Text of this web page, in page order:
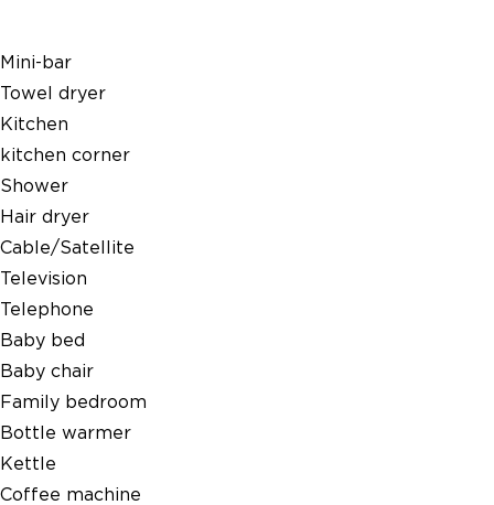
Mini-bar
Towel dryer
Kitchen
kitchen corner
Shower
Hair dryer
Cable/Satellite
Television
Telephone
Baby bed
Baby chair
Family bedroom
Bottle warmer
Kettle
Coffee machine